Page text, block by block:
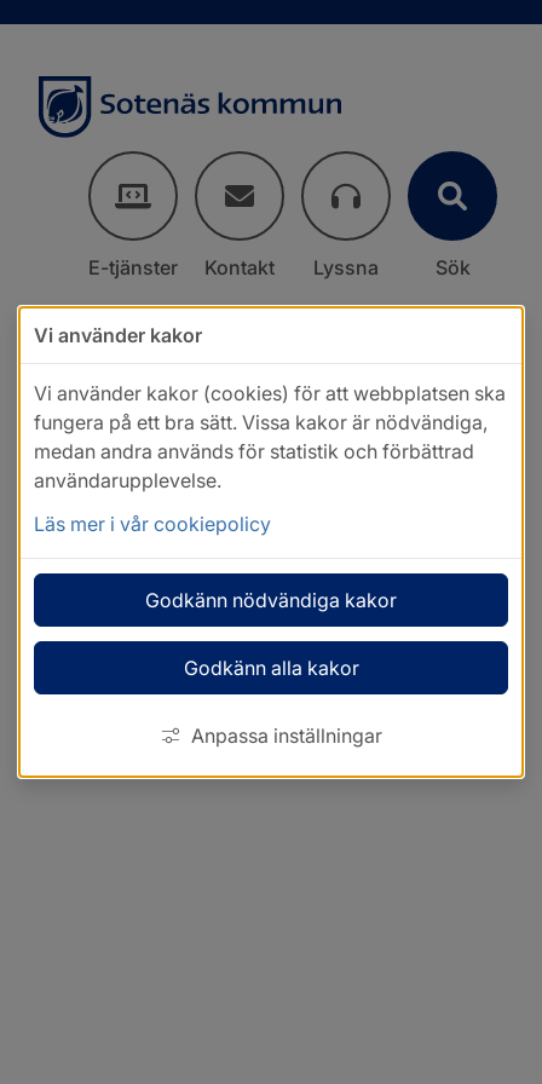
E-tjänster Kontakt Lyssna Sök
Vi använder kakor
Vi använder kakor (cookies) för att webbplatsen ska
fungera på ett bra sätt. Vissa kakor är nödvändiga,
medan andra används för statistik och förbättrad
användarupplevelse.
Läs mer i vår cookiepolicy
Godkänn nödvändiga kakor
Godkänn alla kakor
Anpassa inställningar